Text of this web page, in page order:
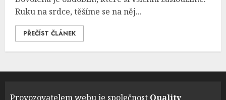
Ruku na srdce, těšíme se na něj...
PŘEČÍST ČLÁNEK
Provozovatelem webu je společnost Quality